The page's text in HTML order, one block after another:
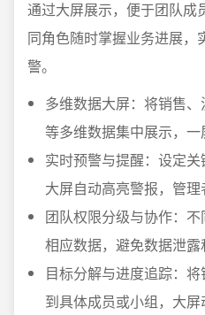
通过大屏展示，便于团队成
同角色随时掌握业务进展，
警。
多维数据大屏：将销售
等多维数据集中展示，一
实时预警与提醒：设定
大屏自动高亮警报，管理
团队权限分级与协作：
相应数据，避免数据泄露
目标分解与进度追踪：
到具体成员或小组，大